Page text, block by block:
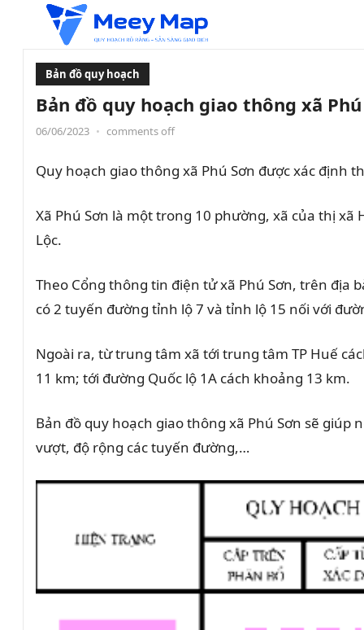
Bản đồ quy hoạch
Bản đồ quy hoạch giao thông xã
06/06/2023 • comments off
Quy hoạch giao thông xã Phú Sơn được xác định
Xã Phú Sơn là một trong 10 phường, xã của thị
Lộc.
Theo Cổng thông tin điện tử xã Phú Sơn, trên địa
có 2 tuyến đường tỉnh lộ 7 và tỉnh lộ 15 nối với
Ngoài ra, từ trung tâm xã tới trung tâm TP Huế
11 km; tới đường Quốc lộ 1A cách khoảng 13 km.
Bản đồ quy hoạch giao thông xã Phú Sơn sẽ
vượt, độ rộng các tuyến đường,…